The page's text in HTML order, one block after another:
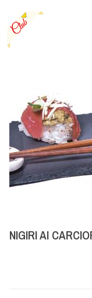
NIGIRI AI